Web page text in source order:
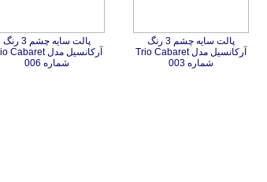
پالت سایه چشم 3 رنگ
آرکانسیل مدل Trio Cabaret
شماره 003
پالت سایه چشم 3 رنگ
آرکانسیل مدل Trio Cabaret
شماره 006